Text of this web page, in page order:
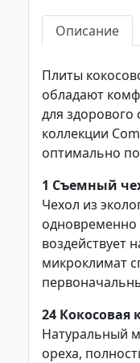
Описание
Плиты
обладают
для
коллекции
оптимально
1 Съемный
Чехол из
одновременно
воздействует
микроклимат
24 Кокосовая
Натуральный
ореха,